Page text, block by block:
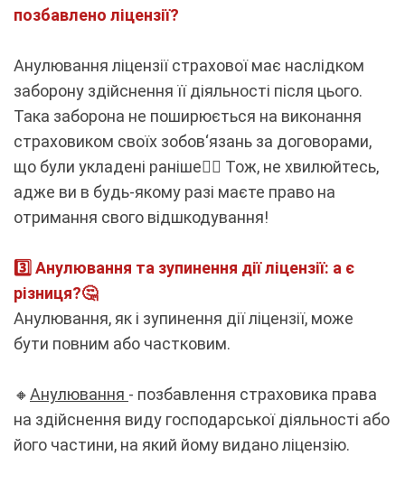
позбавлено ліцензії?
Анулювання ліцензії страхової має наслідком
заборону здійснення її діяльності після цього.
Така заборона не поширюється на виконання
страховиком своїх зобов‘язань за договорами,
що були укладені раніше☝🏻 Тож, не хвилюйтесь,
адже ви в будь-якому разі маєте право на
отримання свого відшкодування!
3️⃣ Анулювання та зупинення дії ліцензії: а є
різниця?🤔
Анулювання, як і зупинення дії ліцензії, може
бути повним або частковим.
🔸Анулювання - позбавлення страховика права
на здійснення виду господарської діяльності або
його частини, на який йому видано ліцензію.